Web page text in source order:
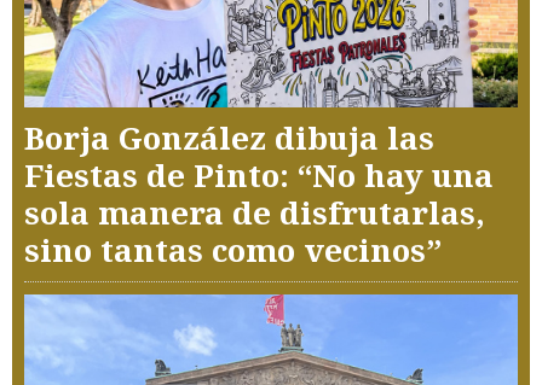
Borja González dibuja las
Fiestas de Pinto: “No hay una
sola manera de disfrutarlas,
sino tantas como vecinos”